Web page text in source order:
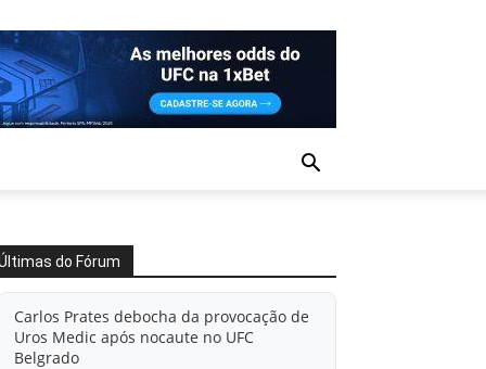
do Fórum
Carlos Prates debocha da provocação de
Uros Medic após nocaute no UFC
Belgrado